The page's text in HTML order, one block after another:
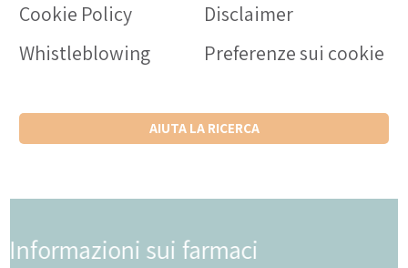
Cookie Policy
Disclaimer
Whistleblowing
Preferenze sui cookie
AIUTA LA RICERCA
Informazioni sui farmaci